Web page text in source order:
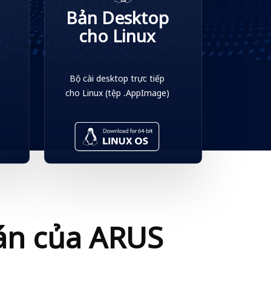
Bản Desktop
cho Linux
Bộ cài desktop trực tiếp
cho Linux (tệp .AppImage)
của ARUS